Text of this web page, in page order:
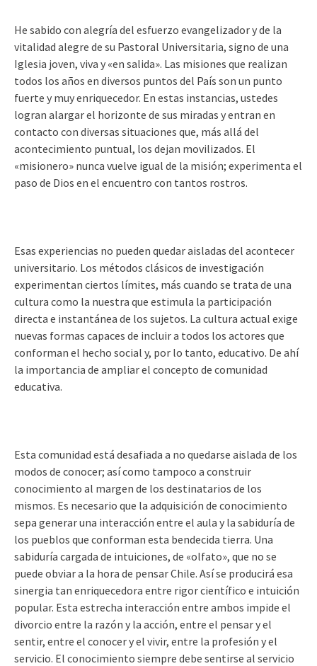
He sabido con alegría del esfuerzo evangelizador y de la
vitalidad alegre de su Pastoral Universitaria, signo de una
Iglesia joven, viva y «en salida». Las misiones que realizan
todos los años en diversos puntos del País son un punto
fuerte y muy enriquecedor. En estas instancias, ustedes
logran alargar el horizonte de sus miradas y entran en
contacto con diversas situaciones que, más allá del
acontecimiento puntual, los dejan movilizados. El
«misionero» nunca vuelve igual de la misión; experimenta el
paso de Dios en el encuentro con tantos rostros.
Esas experiencias no pueden quedar aisladas del acontecer
universitario. Los métodos clásicos de investigación
experimentan ciertos límites, más cuando se trata de una
cultura como la nuestra que estimula la participación
directa e instantánea de los sujetos. La cultura actual exige
nuevas formas capaces de incluir a todos los actores que
conforman el hecho social y, por lo tanto, educativo. De ahí
la importancia de ampliar el concepto de comunidad
educativa.
Esta comunidad está desafiada a no quedarse aislada de los
modos de conocer; así como tampoco a construir
conocimiento al margen de los destinatarios de los
mismos. Es necesario que la adquisición de conocimiento
sepa generar una interacción entre el aula y la sabiduría de
los pueblos que conforman esta bendecida tierra. Una
sabiduría cargada de intuiciones, de «olfato», que no se
puede obviar a la hora de pensar Chile. Así se producirá esa
sinergia tan enriquecedora entre rigor científico e intuición
popular. Esta estrecha interacción entre ambos impide el
divorcio entre la razón y la acción, entre el pensar y el
sentir, entre el conocer y el vivir, entre la profesión y el
servicio. El conocimiento siempre debe sentirse al servicio